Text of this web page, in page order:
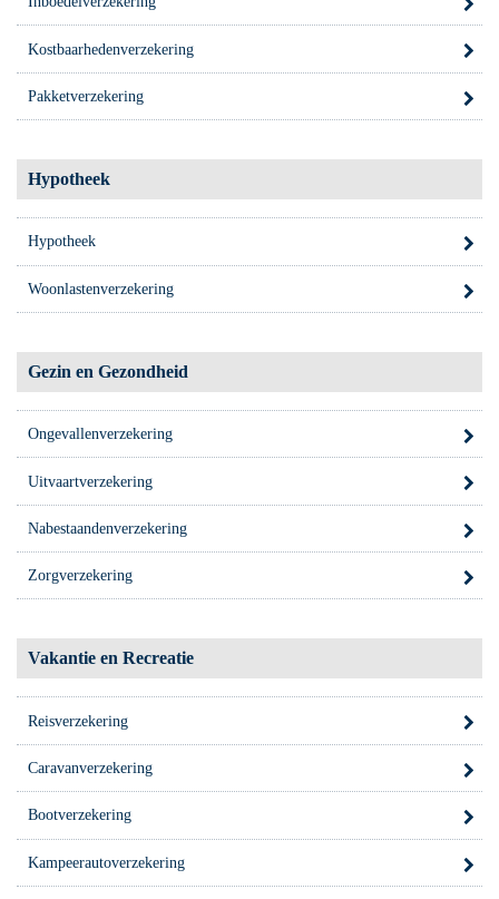
Kostbaarhedenverzekering
Pakketverzekering
Hypotheek
Hypotheek
Woonlastenverzekering
Gezin en Gezondheid
Ongevallenverzekering
Uitvaartverzekering
Nabestaandenverzekering
Zorgverzekering
Vakantie en Recreatie
Reisverzekering
Caravanverzekering
Bootverzekering
Kampeerautoverzekering